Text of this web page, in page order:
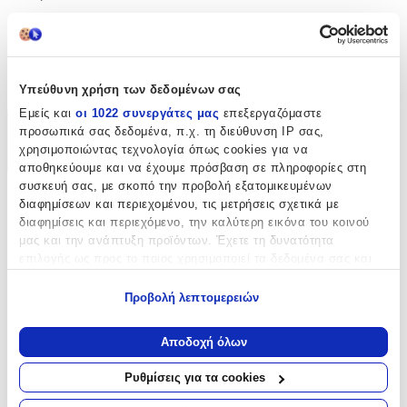
Υπεύθυνη χρήση των δεδομένων σας
Εμείς και οι 1022 συνεργάτες μας επεξεργαζόμαστε
προσωπικά σας δεδομένα, π.χ. τη διεύθυνση IP σας,
χρησιμοποιώντας τεχνολογία όπως cookies για να
αποθηκεύουμε και να έχουμε πρόσβαση σε πληροφορίες στη
συσκευή σας, με σκοπό την προβολή εξατομικευμένων
διαφημίσεων και περιεχομένου, τις μετρήσεις σχετικά με
διαφημίσεις και περιεχόμενο, την καλύτερη εικόνα του κοινού
μας και την ανάπτυξη προϊόντων. Έχετε τη δυνατότητα
Να συλλέξουμε πληροφορίες σχετικά με τη γεωγραφική
σας τοποθεσία, οι οποίες μπορεί να είναι ακριβείς σε
απόσταση μερικών μέτρων
Να αναγνωρίσουμε τη συσκευή σας σαρώνοντας ενεργά
Προβολή λεπτομερειών
Αποδοχή όλων
Ρυθμίσεις για τα cookies
Clip:
Όχι
Χαρακτηριστικά
+
Χαρακτηριστικά
Κατασκευαστής:
Vogue
Βασικά Χαρακτηριστικά